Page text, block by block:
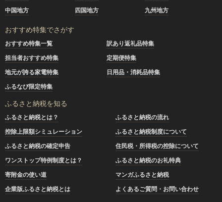
中国地方
四国地方 九州地方
おすすめ特集でさがす
おすすめ特集一覧
訳あり返礼品特集
担当者おすすめ特集
定期便特集
地元が誇る家電特集
日用品・消耗品特集
ふるなび限定特集
ふるさと納税を知る
ふるさと納税とは？
ふるさと納税の流れ
控除上限額シミュレーション
ふるさと納税制度について
ふるさと納税の確定申告
住民税・所得税の控除について
ワンストップ特例制度とは？
ふるさと納税のお礼特典
寄附金の使い道
マンガふるさと納税
企業版ふるさと納税とは
よくあるご質問・お問い合わせ